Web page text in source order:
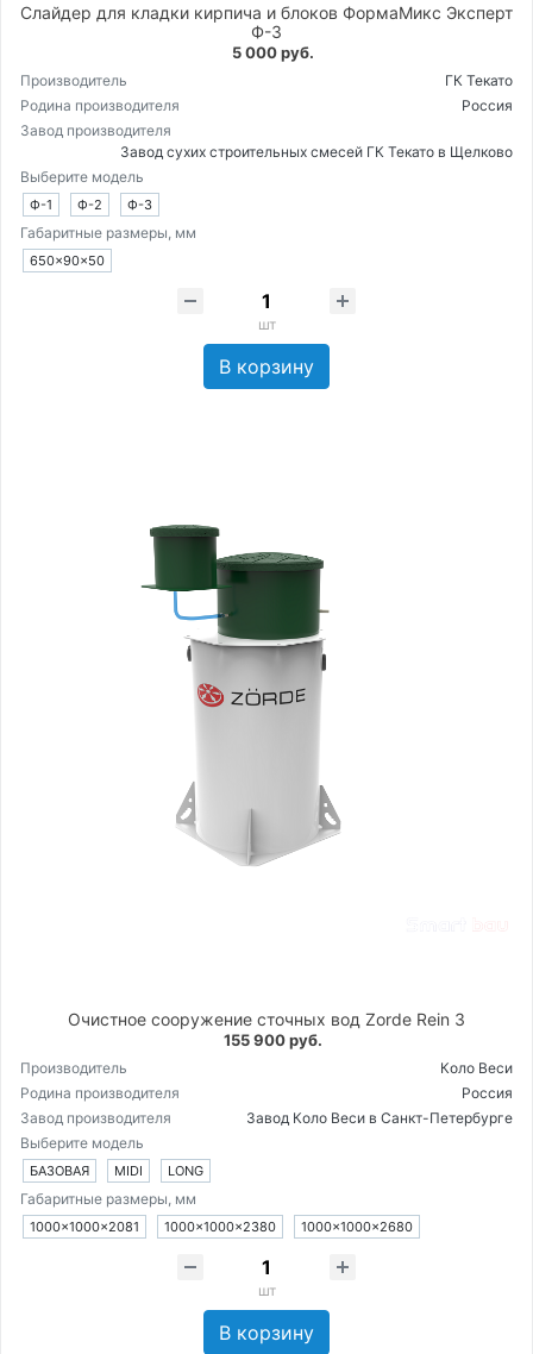
Слайдер для кладки кирпича и блоков ФормаМикс Эксперт
Ф-3
5 000 руб.
Производитель
ГК Текато
Родина производителя
Россия
Завод производителя
Завод сухих строительных смесей ГК Текато в Щелково
Выберите модель
Ф-1 Ф-2 Ф-3
Габаритные размеры, мм
650×90×50
шт
В корзину
Очистное сооружение сточных вод Zorde Rein 3
155 900 руб.
Производитель
Коло Веси
Родина производителя
Россия
Завод производителя
Завод Коло Веси в Санкт-Петербурге
Выберите модель
БАЗОВАЯ MIDI LONG
Габаритные размеры, мм
1000×1000×2081 1000×1000×2380 1000×1000×2680
шт
В корзину